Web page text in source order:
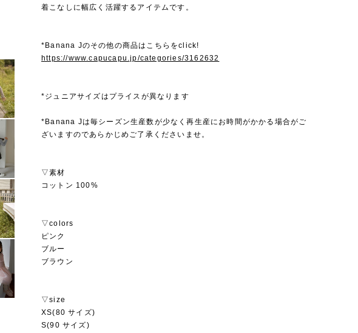
着こなしに幅広く活躍するアイテムです。
*Banana Jのその他の商品はこちらをclick!
https://www.capucapu.jp/categories/3162632
*ジュニアサイズはプライスが異なります
*Banana Jは毎シーズン生産数が少なく再生産にお時間がかかる場合がご
ざいますのであらかじめご了承くださいませ。
▽素材
コットン 100%
▽colors
ピンク
ブルー
ブラウン
▽size
XS(80 サイズ)
S(90 サイズ)